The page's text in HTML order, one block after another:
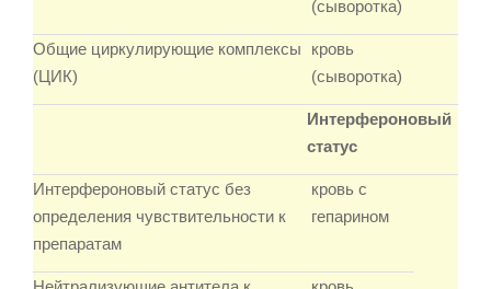
(сыворотка)
Общие циркулирующие комплексы
(ЦИК)
кровь
(сыворотка)
Интерфероновый
статус
Интерфероновый статус без
определения чувствительности к
препаратам
кровь с
гепарином